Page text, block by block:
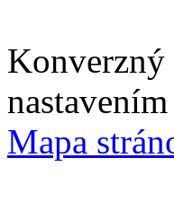
Konverzný
Mapa